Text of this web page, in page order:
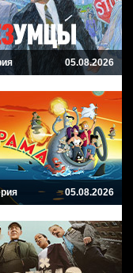
05.08.2026
05.08.2026